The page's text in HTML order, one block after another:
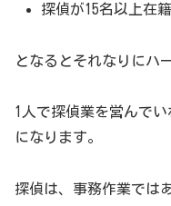
探偵が15名以上在籍
となるとそれなりにハ
1人で探偵業を営んで
になります。
探偵は、事務作業では